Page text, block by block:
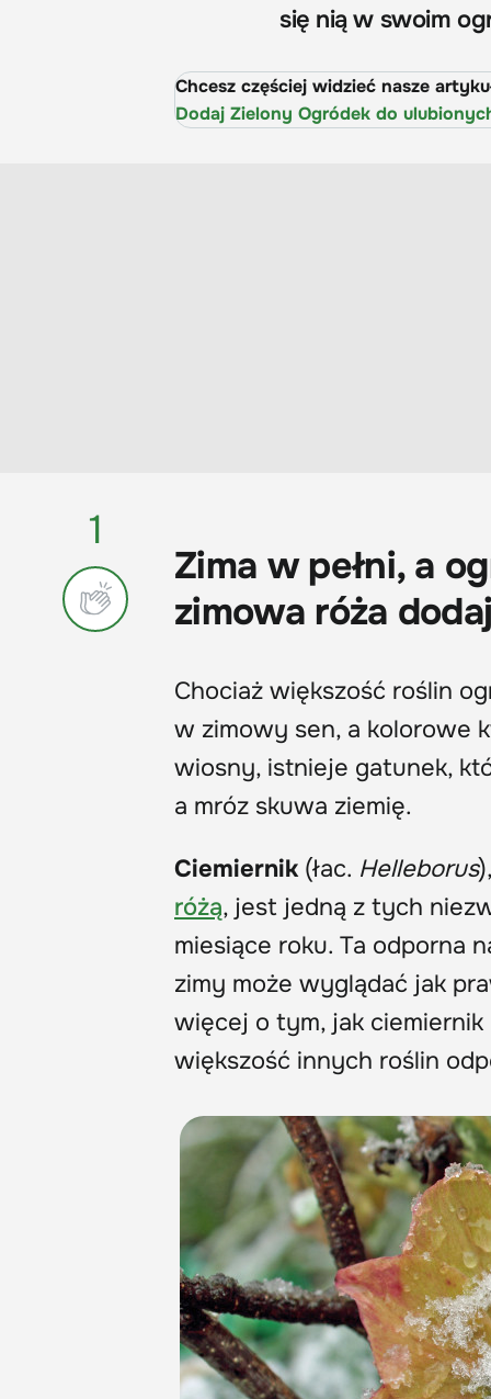
się nią w swoim
Chcesz częściej widzieć nasze
Dodaj Zielony Ogródek do
1
Zima w pełni, a
zimowa róża
Chociaż większość roślin
w zimowy sen, a kolorowe
wiosny, istnieje gatunek,
a mróz skuwa ziemię.
Ciemiernik (łac. Helleborus
różą, jest jedną z tych
miesiące roku. Ta odporna
zimy może wyglądać jak
więcej o tym, jak
większość innych roślin